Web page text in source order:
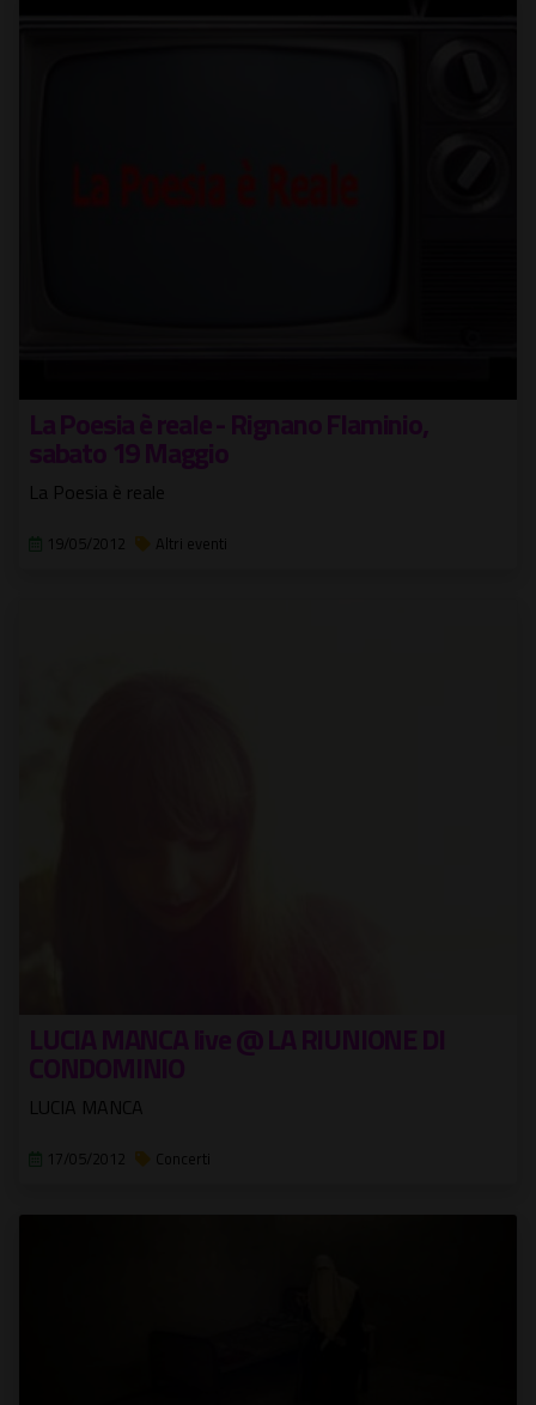
La Poesia è reale - Rignano Flaminio,
sabato 19 Maggio
La Poesia è reale
19/05/2012 Altri eventi
LUCIA MANCA live @ LA RIUNIONE DI
CONDOMINIO
LUCIA MANCA
17/05/2012 Concerti